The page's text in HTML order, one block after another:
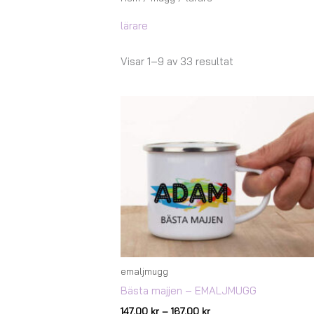
lärare
Visar 1–9 av 33 resultat
emaljmugg
Bästa majjen – EMALJMUGG
147,00 kr – 167,00 kr